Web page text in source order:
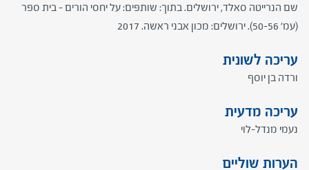
שם הנרייטה סאלד, ירושלים. בתוך: שותפים: על יחסי הורים – בית ספר
(עמ' 50-56). ירושלים: מכון אבני ראשה. 2017
עריכה לשונית
ורדה בן יוסף
עריכה מדעית
נעמי מנדל-לוי
הערות שוליים